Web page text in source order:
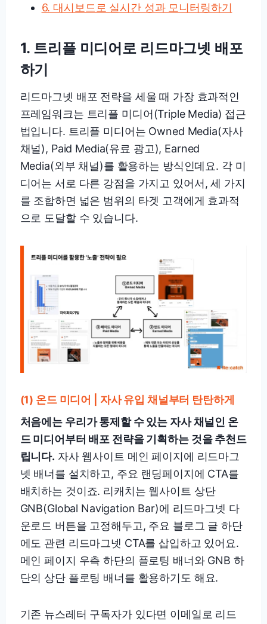
6. 대시보드로 실시간 성과 모니터링하기
1. 트리플 미디어로 리드마그넷 배포
하기
리드마그넷 배포 전략을 세울 때 가장 효과적인
프레임워크는 트리플 미디어(Triple Media) 접근
법입니다. 트리플 미디어는 Owned Media(자사
채널), Paid Media(유료 광고), Earned
Media(외부 채널)를 활용하는 방식인데요. 각 미
디어는 서로 다른 강점을 가지고 있어서, 세 가지
를 조합하면 넓은 범위의 타겟 고객에게 효과적
으로 도달할 수 있습니다.
(1) 온드 미디어 | 자사 유입 채널부터 탄탄하게
처음에는 우리가 통제할 수 있는 자사 채널인 온
드 미디어부터 배포 전략을 기획하는 것을 추천드
립니다. 자사 웹사이트 메인 페이지에 리드마그
넷 배너를 설치하고, 주요 랜딩페이지에 CTA를
배치하는 것이죠. 리캐치는 웹사이트 상단
GNB(Global Navigation Bar)에 리드마그넷 다
운로드 버튼을 고정해두고, 주요 블로그 글 하단
에도 관련 리드마그넷 CTA를 삽입하고 있어요.
메인 페이지 우측 하단의 플로팅 배너와 GNB 하
단의 상단 플로팅 배너를 활용하기도 해요.
기존 뉴스레터 구독자가 있다면 이메일로 리드